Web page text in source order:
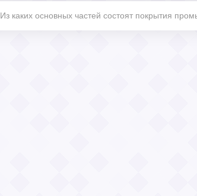
Из каких основных частей состоят покрытия